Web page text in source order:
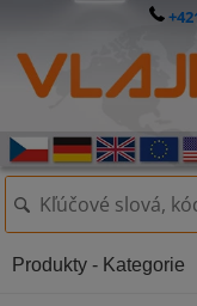
Produkty - Kategorie